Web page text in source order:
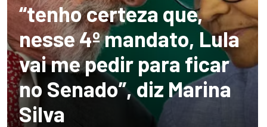
“tenho certeza que,
nesse 4º mandato, Lula
vai me pedir para ficar
no Senado”, diz Marina
Silva